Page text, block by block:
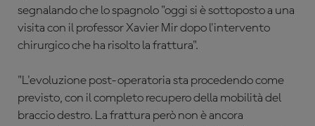
segnalando che lo spagnolo "oggi si è sottoposto a una
visita con il professor Xavier Mir dopo l'intervento
chirurgico che ha risolto la frattura".
"L'evoluzione post-operatoria sta procedendo come
previsto, con il completo recupero della mobilità del
braccio destro. La frattura però non è ancora